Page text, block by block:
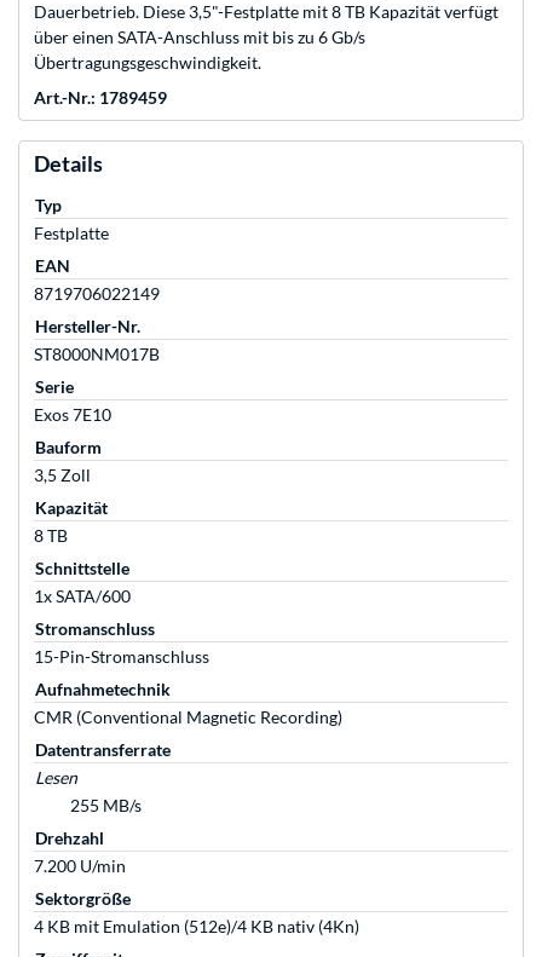
Dauerbetrieb. Diese 3,5"-Festplatte mit 8 TB Kapazität verfügt
über einen SATA-Anschluss mit bis zu 6 Gb/s
Übertragungsgeschwindigkeit.
Art.-Nr.: 1789459
Details
Typ
Festplatte
EAN
8719706022149
Hersteller-Nr.
ST8000NM017B
Serie
Exos 7E10
Bauform
3,5 Zoll
Kapazität
8 TB
Schnittstelle
1x SATA/600
Stromanschluss
15-Pin-Stromanschluss
Aufnahmetechnik
CMR (Conventional Magnetic Recording)
Datentransferrate
Lesen
255 MB/s
Drehzahl
7.200 U/min
Sektorgröße
4 KB mit Emulation (512e)/4 KB nativ (4Kn)